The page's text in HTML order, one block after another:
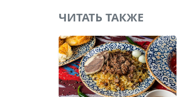
ЧИТАТЬ ТАКЖЕ